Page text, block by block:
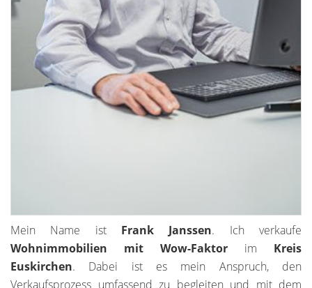
Mein Name ist Frank Janssen. Ich verkaufe
Wohnimmobilien mit Wow-Faktor im Kreis
Euskirchen. Dabei ist es mein Anspruch, den
Verkaufsprozess umfassend zu begleiten und mit dem